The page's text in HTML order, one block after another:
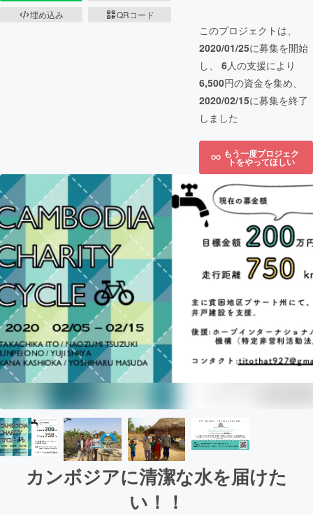
埋め込み
QRコード
このプロジェクトは、
2020/01/25に募集を開始
し、 6人の支援により
6,500円の資金を集め、
2020/02/15に募集を終了
しました
もう一度プロジェク
トをやってほしい
カンボジアに清潔な水を届けた
い！！